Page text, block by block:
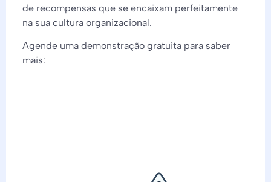
de recompensas que se encaixam perfeitamente
na sua cultura organizacional.
Agende uma demonstração gratuita para saber
mais: